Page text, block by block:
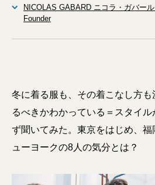
NICOLAS GABARD ニコラ・ガバー
Founder
冬に着る服も、その着こなし方
るべきかわかっている＝スタイル
ず聞いてみた。東京をはじめ、
ューヨークの8人の気分とは？